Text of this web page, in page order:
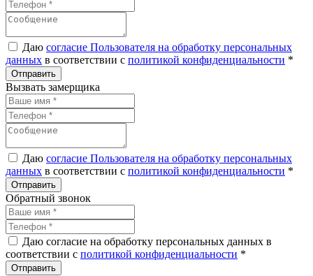
Даю согласие Пользователя на обработку персональных
данных в соответствии с политикой конфиденциальности *
Вызвать замерщика
Даю согласие Пользователя на обработку персональных
данных в соответствии с политикой конфиденциальности *
Обратный звонок
Даю согласие на обработку персональных данных в
соответствии с политикой конфиденциальности *